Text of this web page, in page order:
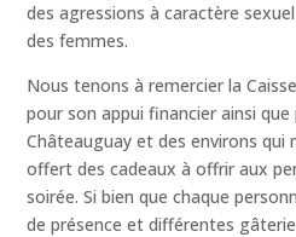
des agressions à caractère
des femmes.
Nous tenons à remercier la
pour son appui financier ainsi
Châteauguay et des environs
offert des cadeaux à offrir aux
soirée. Si bien que chaque
de présence et différentes